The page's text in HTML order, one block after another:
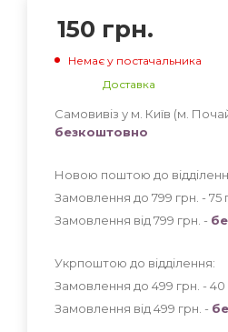
150 грн.
Немає у постачальника
Доставка
Самовивіз у м. Київ (м.
безкоштовно
Новою поштою до
Замовлення до 799 грн. - 75
Замовлення від 799 грн. -
Укрпоштою до відділення:
Замовлення до 499 грн. - 40
Замовлення від 499 грн. -